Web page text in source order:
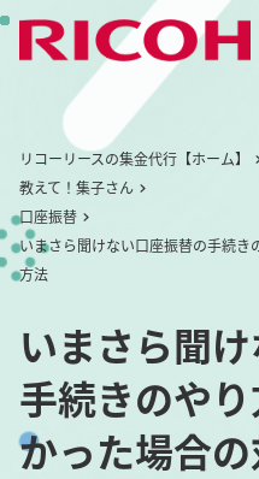
リコーリースの集金代行【ホーム】
教えて！集子さん
口座振替
いまさら聞けない口座振替の手続
方法
いまさら聞
手続きのや
かった場合